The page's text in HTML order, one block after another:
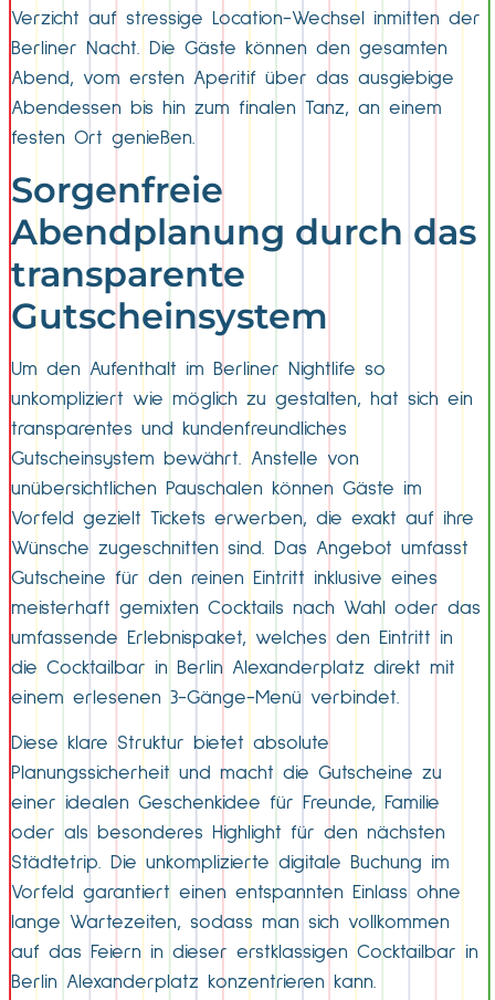
Verzicht auf stressige Location-Wechsel inmitten der
Berliner Nacht. Die Gäste können den gesamten
Abend, vom ersten Aperitif über das ausgiebige
Abendessen bis hin zum finalen Tanz, an einem
festen Ort genießen.
Sorgenfreie
Abendplanung durch das
transparente
Gutscheinsystem
Um den Aufenthalt im Berliner Nightlife so
unkompliziert wie möglich zu gestalten, hat sich ein
transparentes und kundenfreundliches
Gutscheinsystem bewährt. Anstelle von
unübersichtlichen Pauschalen können Gäste im
Vorfeld gezielt Tickets erwerben, die exakt auf ihre
Wünsche zugeschnitten sind. Das Angebot umfasst
Gutscheine für den reinen Eintritt inklusive eines
meisterhaft gemixten Cocktails nach Wahl oder das
umfassende Erlebnispaket, welches den Eintritt in
die Cocktailbar in Berlin Alexanderplatz direkt mit
einem erlesenen 3-Gänge-Menü verbindet.
Diese klare Struktur bietet absolute
Planungssicherheit und macht die Gutscheine zu
einer idealen Geschenkidee für Freunde, Familie
oder als besonderes Highlight für den nächsten
Städtetrip. Die unkomplizierte digitale Buchung im
Vorfeld garantiert einen entspannten Einlass ohne
lange Wartezeiten, sodass man sich vollkommen
auf das Feiern in dieser erstklassigen Cocktailbar in
Berlin Alexanderplatz konzentrieren kann.